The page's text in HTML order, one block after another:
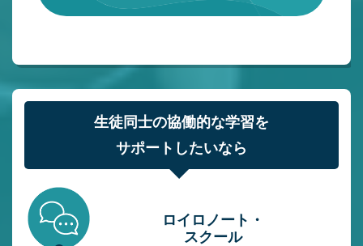
生徒同士の協働的な学習を
サポートしたいなら
ロイロノート・
スクール